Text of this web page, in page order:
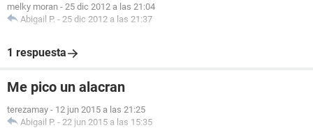
melky moran - 25 dic 2012 a las 21:04
Abigail P. - 25 dic 2012 a las 21:37
1 respuesta
Me pico un alacran
terezamay - 12 jun 2015 a las 21:25
Abigail P. - 22 jun 2015 a las 15:35